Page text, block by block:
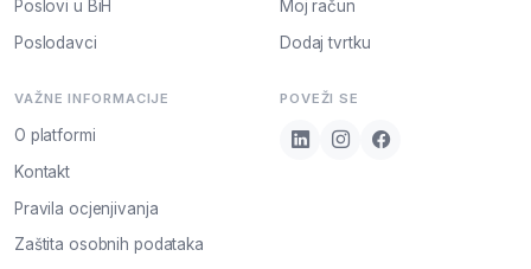
Poslovi u BiH
Poslodavci
Moj račun
Dodaj tvrtku
VAŽNE INFORMACIJE
O platformi
Kontakt
Pravila ocjenjivanja
Zaštita osobnih podataka
POVEŽI SE